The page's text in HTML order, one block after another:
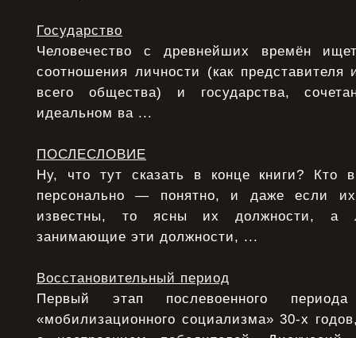
Государство
Человечество с древнейших времён
соотношения личности (как представителя
всего общества) и государства,
идеальном ва ...
ПОСЛЕСЛОВИЕ
Ну, что тут сказать в конце книги? Кто
персонально — понятно, и даже если
известны, то ясны их должности, а
занимающие эти должности, ...
Восстановительный период
Первый этап послевоенного
«мобилизационного социализма» 30-х